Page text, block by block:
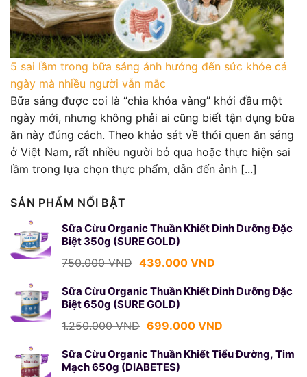
5 sai lầm trong bữa sáng ảnh hưởng đến sức khỏe cả
ngày mà nhiều người vẫn mắc
Bữa sáng được coi là “chìa khóa vàng” khởi đầu một
ngày mới, nhưng không phải ai cũng biết tận dụng bữa
ăn này đúng cách. Theo khảo sát về thói quen ăn sáng
ở Việt Nam, rất nhiều người bỏ qua hoặc thực hiện sai
lầm trong lựa chọn thực phẩm, dẫn đến ảnh [...]
SẢN PHẨM NỔI BẬT
Sữa Cừu Organic Thuần Khiết Dinh Dưỡng Đặc
Biệt 350g (SURE GOLD)
750.000VND Giá
là:
750.000 VND.
439.000 VNDGiá
tại
439.000 VND.
Sữa Cừu Organic Thuần Khiết Dinh Dưỡng Đặc
Biệt 650g (SURE GOLD)
1.250.000VND Giá
là:
1.250.000 VND.
699.000 VNDGiá
tại
Sữa Cừu Organic Thuần Khiết Tiểu Đường, Tim
Mạch 650g (DIABETES)